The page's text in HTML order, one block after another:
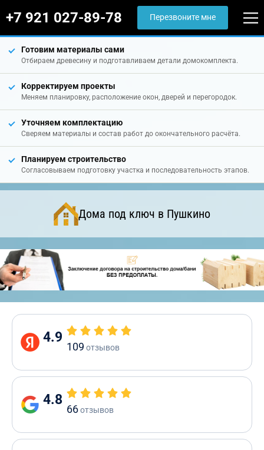
+7 921 027-89-78 Перезвоните мне
Готовим материалы сами
Отбираем древесину и подготавливаем детали домокомплекта.
Корректируем проекты
Меняем планировку, расположение окон, дверей и перегородок.
Уточняем комплектацию
Сверяем материалы и состав работ до окончательного расчёта.
Планируем строительство
Согласовываем подготовку участка и последовательность этапов.
Дома под ключ в Пушкино
4.9
109 отзывов
4.8
66отзывов